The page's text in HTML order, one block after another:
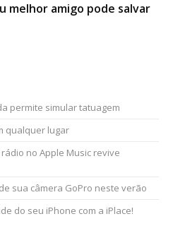
melhor amigo pode salvar
permite simular tatuagem
qualquer lugar
no Apple Music revive
sua câmera GoPro neste verão
do seu iPhone com a iPlace!